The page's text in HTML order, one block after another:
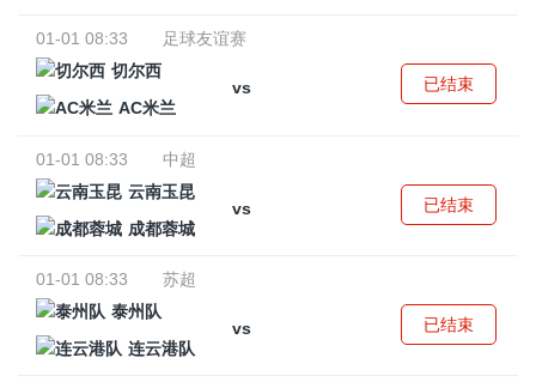
01-01 08:33
足球友谊赛
切尔西
vs
AC米兰
已结束
01-01 08:33
中超
云南玉昆
vs
成都蓉城
已结束
01-01 08:33
苏超
泰州队
vs
连云港队
已结束